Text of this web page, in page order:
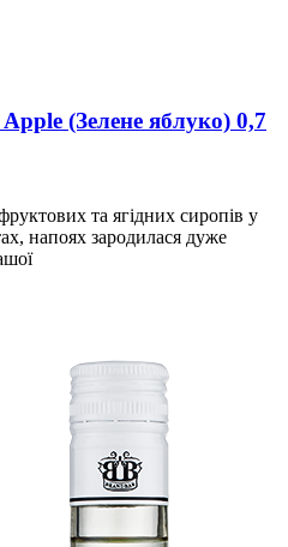
(Зелене яблуко) 0,7
та ягідних сиропів у
напоях зародилася дуже